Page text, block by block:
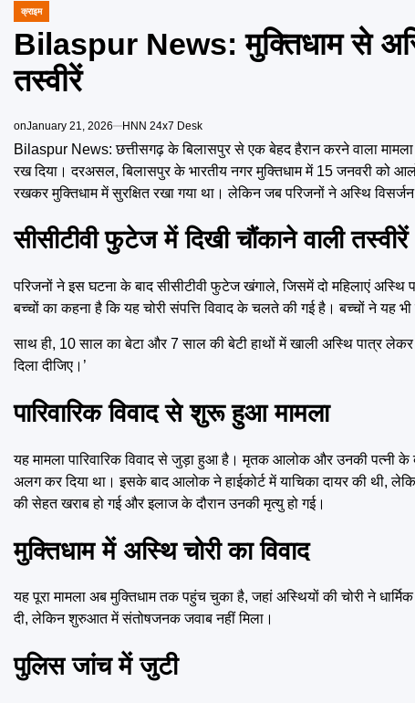
POSTED
क्राइम
Bilaspur News: मुक्तिधाम से
तस्वीरें
onJanuary 21, 2026 HNN 24x7 Desk
Bilaspur News: छत्तीसगढ़ के बिलासपुर से एक बेहद हैरान करने वाला
रख दिया। दरअसल, बिलासपुर के भारतीय नगर मुक्तिधाम में 15 जनवरी को
रखकर मुक्तिधाम में सुरक्षित रखा गया था। लेकिन जब परिजनों ने अस्थि
सीसीटीवी फुटेज में दिखी चौंकाने वाली तस्वीरें
परिजनों ने इस घटना के बाद सीसीटीवी फुटेज खंगाले, जिसमें दो महिलाएं
बच्चों का कहना है कि यह चोरी संपत्ति विवाद के चलते की गई है। बच्चों ने यह
साथ ही, 10 साल का बेटा और 7 साल की बेटी हाथों में खाली अस्थि पात्र लेकर
दिला दीजिए।’
पारिवारिक विवाद से शुरू हुआ मामला
यह मामला पारिवारिक विवाद से जुड़ा हुआ है। मृतक आलोक और उनकी
अलग कर दिया था। इसके बाद आलोक ने हाईकोर्ट में याचिका दायर की थी,
की सेहत खराब हो गई और इलाज के दौरान उनकी मृत्यु हो गई।
मुक्तिधाम में अस्थि चोरी का विवाद
यह पूरा मामला अब मुक्तिधाम तक पहुंच चुका है, जहां अस्थियों की चोरी ने
दी, लेकिन शुरुआत में संतोषजनक जवाब नहीं मिला।
पुलिस जांच में जुटी